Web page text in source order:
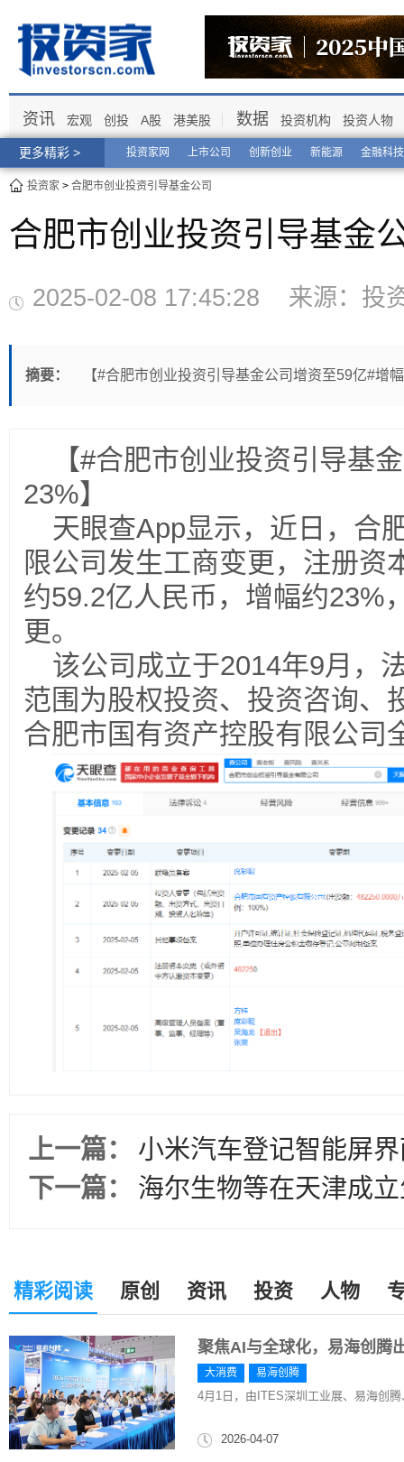
更多精彩 > 投资家网 上市公司 创新创业 新能源 金融科技
资讯 宏观 创投 A股 港美股 数据 投资机构 投资人物
投资家 > 合肥市创业投资引导基金公司
合肥市创业投资引导基金
2025-02-08 17:45:28 来源：
摘要： 【#合肥市创业投资引导基金公司增资至59亿#增
【#合肥市创业投资引导基
23%】
天眼查App显示，近日，合
限公司发生工商变更，注册资
约59.2亿人民币，增幅约23%
更。
该公司成立于2014年9月，
范围为股权投资、投资咨询、
合肥市国有资产控股有限公司
上一篇：
小米汽车登记智能屏
下一篇：
海尔生物等在天津成
精彩阅读 原创 资讯 投资 人物
聚焦AI与全球化，易海创腾
大消费 易海创腾
4月1日，由ITES深圳工业展、易海创
2026-04-07